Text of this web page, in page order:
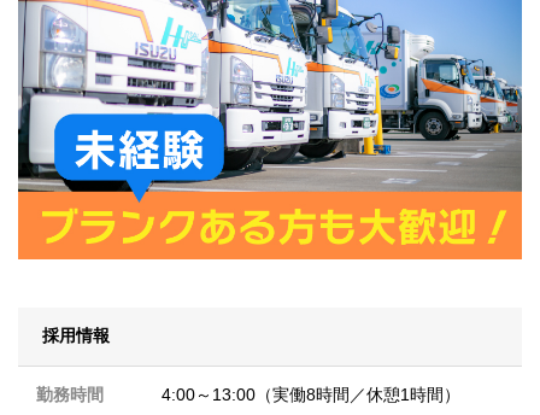
採用情報
勤務時間 4:00～13:00（実働8時間／休憩1時間）